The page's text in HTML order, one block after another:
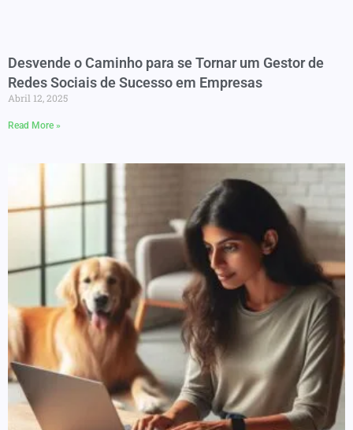
Desvende o Caminho para se Tornar um Gestor de
Redes Sociais de Sucesso em Empresas
Abril 12, 2025
Read More »